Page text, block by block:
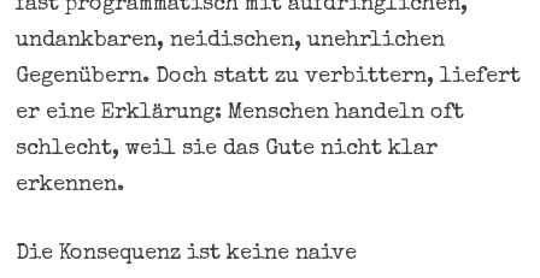
fast programmatisch mit aufdringlichen,
undankbaren, neidischen, unehrlichen
Gegenübern. Doch statt zu verbittern, liefert
er eine Erklärung: Menschen handeln oft
schlecht, weil sie das Gute nicht klar
erkennen.
Die Konsequenz ist keine naive